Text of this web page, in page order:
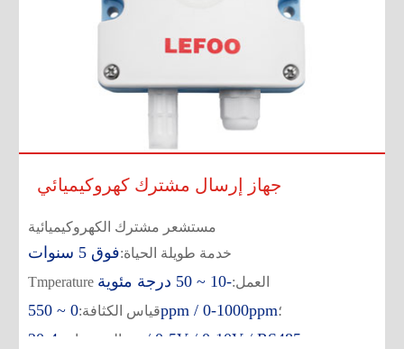
جهاز إرسال مشترك كهروكيميائي
مستشعر مشترك الكهروكيميائية
خدمة طويلة الحياة:فوق 5 سنوات
Tmperature العمل:-10 ~ 50 درجة مئوية
قياس الكثافة:0 ~ 550ppm / 0-1000ppm؛
المخرجات:
4-20ma / 0-5V / 0-10V / RS485